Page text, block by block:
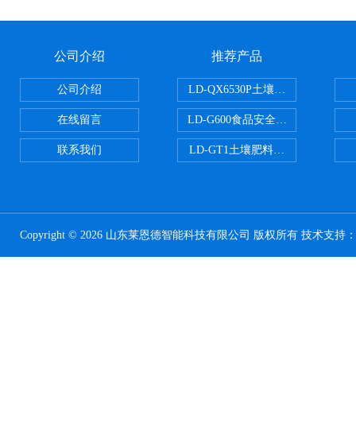
公司介绍
公司介绍
在线留言
联系我们
推荐产品
LD-QX6530P土壤氧化还原电位检
LD-G600食品安全检测仪
LD-GT1土壤肥料养分检测仪
Copyright © 2026 山东莱恩德智能科技有限公司 版权所有 技术支持：